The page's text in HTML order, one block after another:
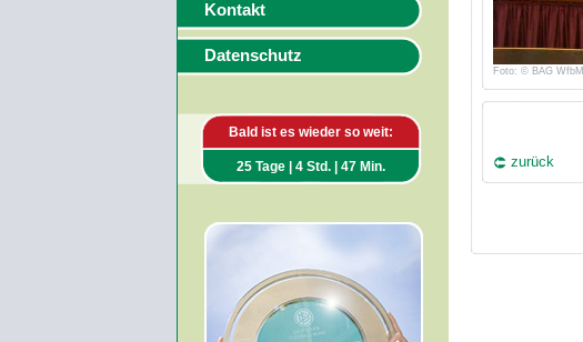
Kontakt
Datenschutz
Bald ist es wieder so weit:
25 Tage | 4 Std. | 47 Min.
Foto: © BAG WfbM
zurück